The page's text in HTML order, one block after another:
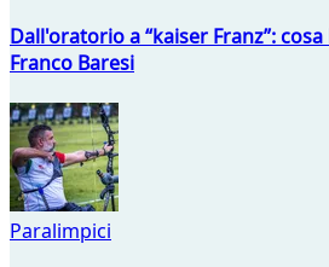
Dall'oratorio a “kaiser Franz”:
Franco Baresi
Paralimpici